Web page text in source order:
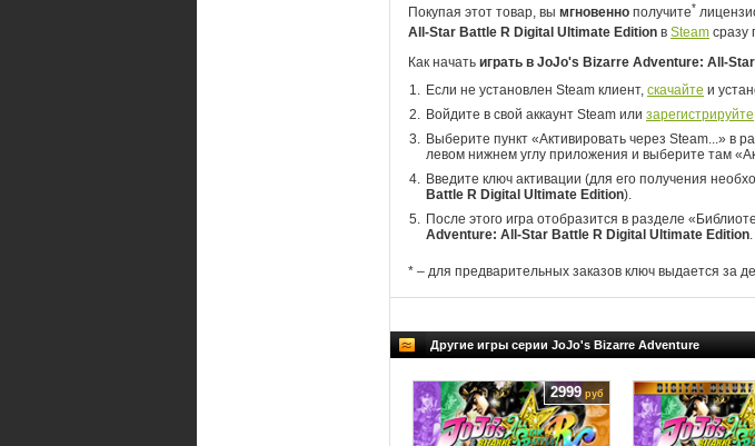
Покупая этот товар, вы мгновенно получите*
All-Star Battle R Digital Ultimate Edition в Steam сразу
Как начать играть в JoJo's Bizarre Adventure: All-
Если не установлен Steam клиент, скачайте и
Войдите в свой аккаунт Steam или зарегистрируйте
Выберите пункт «Активировать через Steam...» в
левом нижнем углу приложения и выберите там
Введите ключ активации (для его получения
Battle R Digital Ultimate Edition).
После этого игра отобразится в разделе
Adventure: All-Star Battle R Digital Ultimate Edition.
* – для предварительных заказов ключ выдается за
Другие игры серии JoJo's Bizarre Adventure
2999 руб